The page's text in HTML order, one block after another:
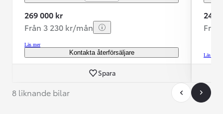
269 000 kr
Från 3 230 kr/mån
Läs mer
Kontakta återförsäljare
Spara
249
Läs mer
8 liknande bilar